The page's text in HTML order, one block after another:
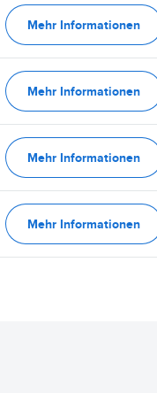
Mehr Informationen
Mehr Informationen
Mehr Informationen
Mehr Informationen